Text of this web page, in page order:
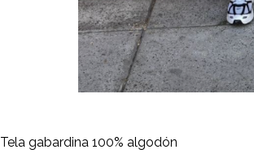
Tela gabardina 100% algodón